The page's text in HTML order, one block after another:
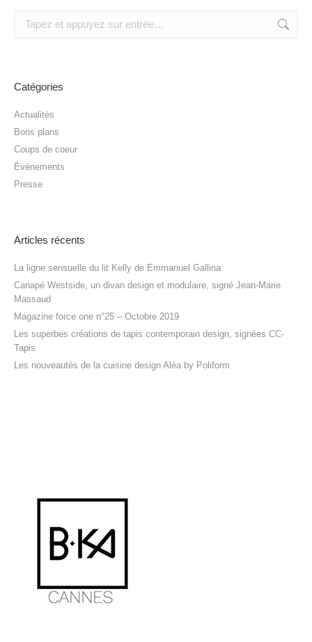
Catégories
Actualités
Bons plans
Coups de coeur
Événements
Presse
Articles récents
La ligne sensuelle du lit Kelly de Emmanuel Gallina
Canapé Westside, un divan design et modulaire, signé Jean-Marie
Massaud
Magazine force one n°25 – Octobre 2019
Les superbes créations de tapis contemporain design, signées CC-
Tapis
Les nouveautés de la cuisine design Aléa by Poliform